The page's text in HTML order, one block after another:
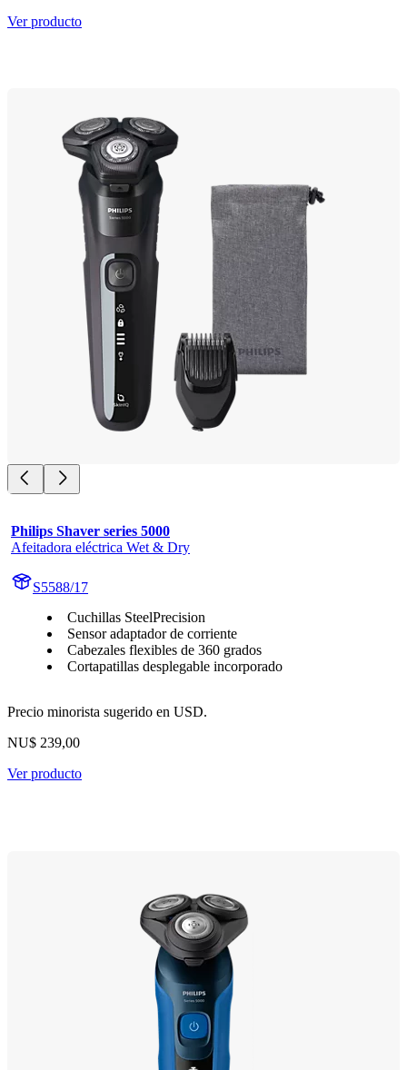
Ver producto
Philips Shaver series 5000
Afeitadora eléctrica Wet & Dry
S5588/17
Cuchillas SteelPrecision
Sensor adaptador de corriente
Cabezales flexibles de 360 grados
Cortapatillas desplegable incorporado
Precio minorista sugerido en USD.
NU$ 239,00
Ver producto